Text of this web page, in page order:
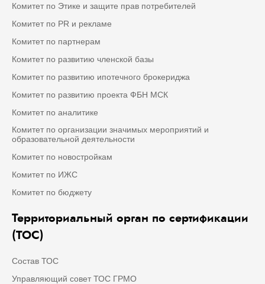
Комитет по Этике и защите прав потребителей
Комитет по PR и рекламе
Комитет по партнерам
Комитет по развитию членской базы
Комитет по развитию ипотечного брокериджа
Комитет по развитию проекта ФБН МСК
Комитет по аналитике
Комитет по организации значимых мероприятий и
образовательной деятельности
Комитет по новостройкам
Комитет по ИЖС
Комитет по бюджету
Территориальный орган по сертификации
(ТОС)
Состав ТОС
Управляющий совет ТОС ГРМО